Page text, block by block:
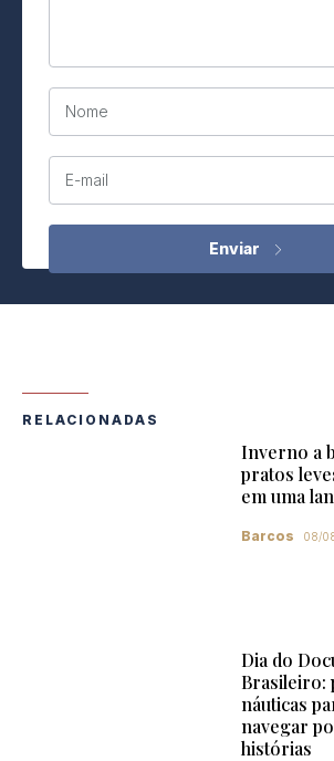
Nome
E-mail
RELACIONADAS
Inverno a
pratos
em uma
Barcos 08/
Dia do
Brasileiro:
náuticas
navegar
histórias